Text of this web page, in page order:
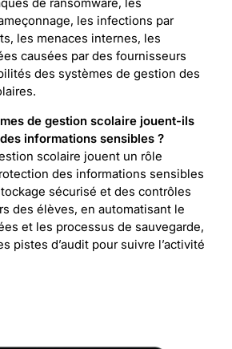
de ransomware, les
les infections par
les menaces internes, les
causées par des fournisseurs
des systèmes de gestion des
de gestion scolaire jouent-ils
informations sensibles ?
scolaire jouent un rôle
des informations sensibles
sécurisé et des contrôles
des élèves, en automatisant le
et les processus de sauvegarde,
pistes d’audit pour suivre l’activité